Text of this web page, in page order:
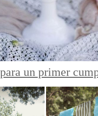
un primer